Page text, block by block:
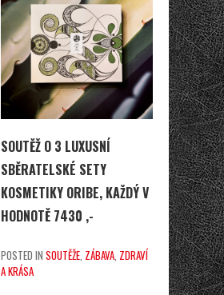
SOUTĚŽ O 3 LUXUSNÍ
SBĚRATELSKÉ SETY
KOSMETIKY ORIBE, KAŽDÝ V
HODNOTĚ 7430 ,-
POSTED IN SOUTĚŽE, ZÁBAVA, ZDRAVÍ
A KRÁSA